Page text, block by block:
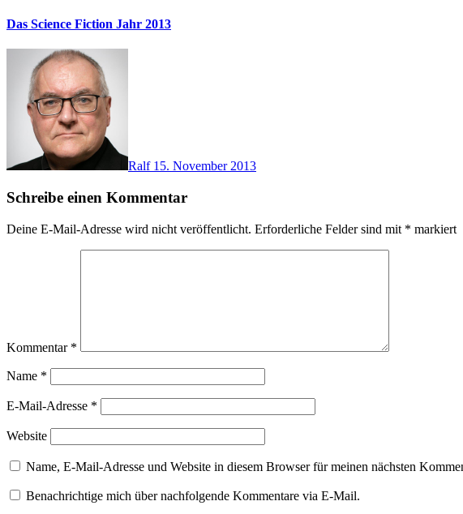
Das Science Fiction Jahr 2013
Ralf 15. November 2013
Schreibe einen Kommentar
Deine E-Mail-Adresse wird nicht veröffentlicht. Erforderliche Felder sind mit * markiert
Kommentar *
Name *
E-Mail-Adresse *
Website
Name, E-Mail-Adresse und Website in diesem Browser für meinen nächsten
Benachrichtige mich über nachfolgende Kommentare via E-Mail.